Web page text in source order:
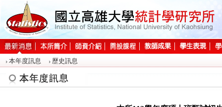
本年度訊息 歷史訊息